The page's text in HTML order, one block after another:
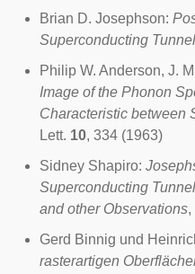
Brian D. Josephson:
Superconducting
Philip W. Anderson, J.
Image of the Phonon
Characteristic between
Lett. 10, 334 (1963)
Sidney Shapiro:
Superconducting
and other Observations,
Gerd Binnig und
rasterartigen